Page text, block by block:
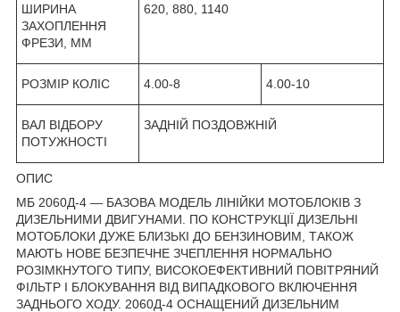
ШИРИНА
ЗАХОПЛЕННЯ
ФРЕЗИ, ММ
620, 880, 1140
РОЗМІР КОЛІС 4.00-8 4.00-10
ВАЛ ВІДБОРУ
ПОТУЖНОСТІ
ЗАДНІЙ ПОЗДОВЖНІЙ
ОПИС
МБ 2060Д-4 — БАЗОВА МОДЕЛЬ ЛІНІЙКИ МОТОБЛОКІВ З
ДИЗЕЛЬНИМИ ДВИГУНАМИ. ПО КОНСТРУКЦІЇ ДИЗЕЛЬНІ
МОТОБЛОКИ ДУЖЕ БЛИЗЬКІ ДО БЕНЗИНОВИМ, ТАКОЖ
МАЮТЬ НОВЕ БЕЗПЕЧНЕ ЗЧЕПЛЕННЯ НОРМАЛЬНО
РОЗІМКНУТОГО ТИПУ, ВИСОКОЕФЕКТИВНИЙ ПОВІТРЯНИЙ
ФІЛЬТР І БЛОКУВАННЯ ВІД ВИПАДКОВОГО ВКЛЮЧЕННЯ
ЗАДНЬОГО ХОДУ. 2060Д-4 ОСНАЩЕНИЙ ДИЗЕЛЬНИМ